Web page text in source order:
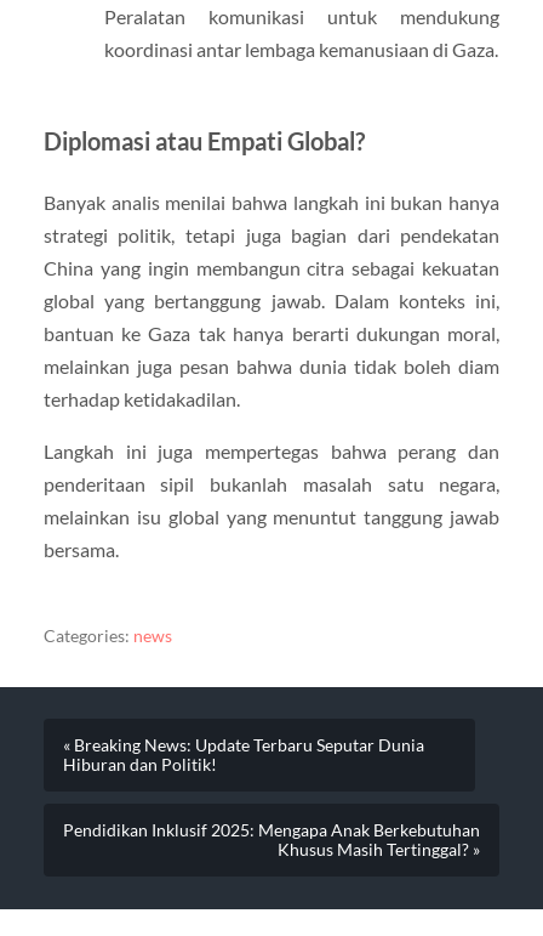
Peralatan komunikasi untuk mendukung
koordinasi antar lembaga kemanusiaan di Gaza.
Diplomasi atau Empati Global?
Banyak analis menilai bahwa langkah ini bukan hanya
strategi politik, tetapi juga bagian dari pendekatan
China yang ingin membangun citra sebagai kekuatan
global yang bertanggung jawab. Dalam konteks ini,
bantuan ke Gaza tak hanya berarti dukungan moral,
melainkan juga pesan bahwa dunia tidak boleh diam
terhadap ketidakadilan.
Langkah ini juga mempertegas bahwa perang dan
penderitaan sipil bukanlah masalah satu negara,
melainkan isu global yang menuntut tanggung jawab
bersama.
Categories: news
« Breaking News: Update Terbaru Seputar Dunia
Hiburan dan Politik!
Pendidikan Inklusif 2025: Mengapa Anak Berkebutuhan
Khusus Masih Tertinggal? »